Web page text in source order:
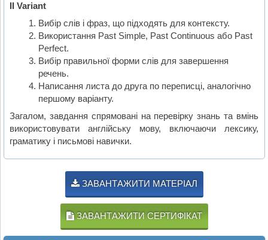
II Variant
Вибір слів і фраз, що підходять для контексту.
Використання Past Simple, Past Continuous або Past
Perfect.
Вибір правильної форми слів для завершення
речень.
Написання листа до друга по переписці, аналогічно
першому варіанту.
Загалом, завдання спрямовані на перевірку знань та вмінь
використовувати англійську мову, включаючи лексику,
граматику і письмові навички.
ЗАВАНТАЖИТИ МАТЕРІАЛ
ЗАВАНТАЖИТИ СЕРТИФІКАТ